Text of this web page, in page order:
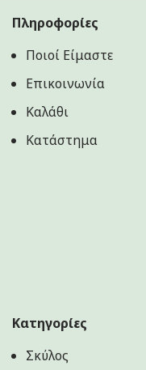
Πληροφορίες
Ποιοί Είμαστε
Επικοινωνία
Καλάθι
Κατάστημα
Κατηγορίες
Σκύλος